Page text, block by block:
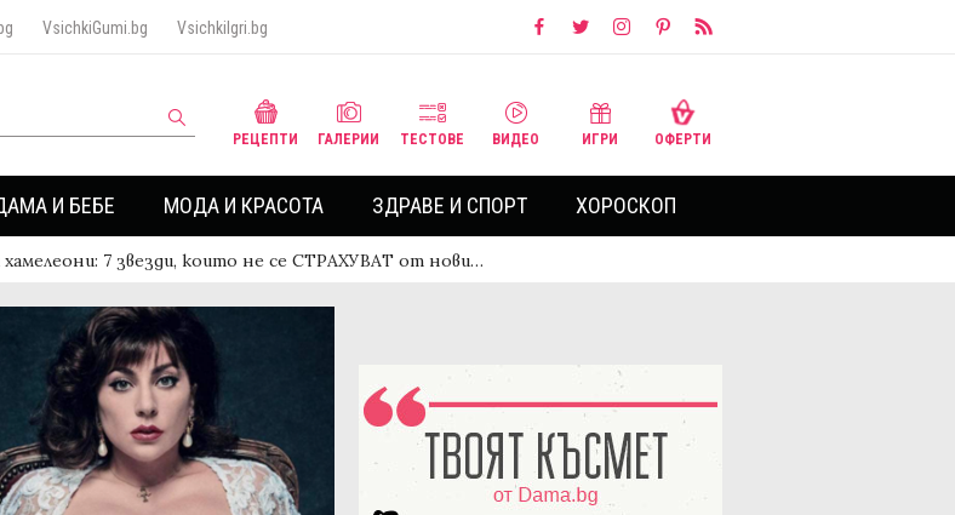
VsichkiGumi.bg VsichkiIgri.bg
РЕЦЕПТИ ГАЛЕРИИ ТЕСТОВЕ ВИДЕО ИГРИ ОФЕРТИ
И БЕБЕ МОДА И КРАСОТА ЗДРАВЕ И СПОРТ ХОРОСКОП
хамелеони: 7 звезди, които не се СТРАХУВАТ от нови…